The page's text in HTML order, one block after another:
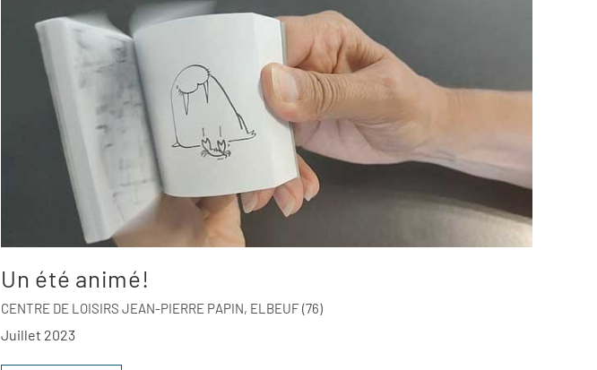
Un été animé!
CENTRE DE LOISIRS JEAN-PIERRE PAPIN, ELBEUF (76)
Juillet 2023